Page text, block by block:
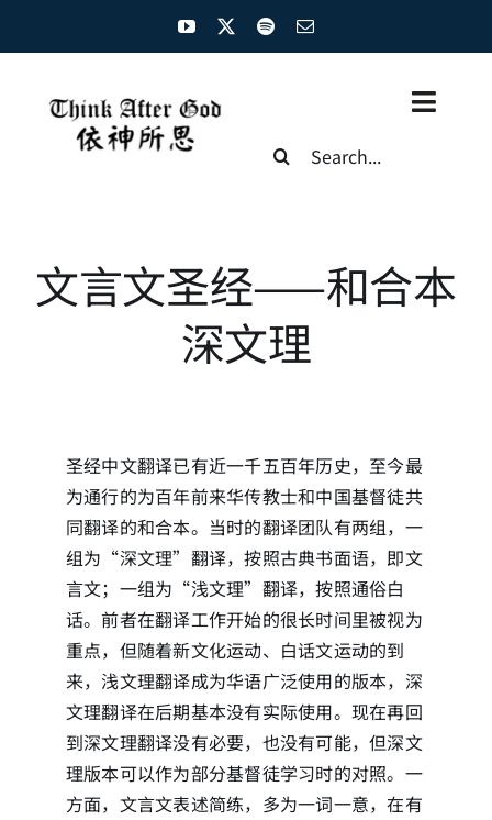
圣经概览
圣经解析
Search
文言文圣经——和合本
深文理
圣经中文翻译已有近一千五百年历史，至今最
为通行的为百年前来华传教士和中国基督徒共
同翻译的和合本。当时的翻译团队有两组，一
组为“深文理”翻译，按照古典书面语，即文
言文；一组为“浅文理”翻译，按照通俗白
话。前者在翻译工作开始的很长时间里被视为
重点，但随着新文化运动、白话文运动的到
来，浅文理翻译成为华语广泛使用的版本，深
文理翻译在后期基本没有实际使用。现在再回
到深文理翻译没有必要，也没有可能，但深文
理版本可以作为部分基督徒学习时的对照。一
方面，文言文表述简练，多为一词一意，在有